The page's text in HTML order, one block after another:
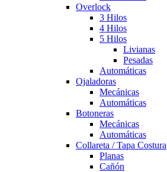
Overlock
3 Hilos
4 Hilos
5 Hilos
Livianas
Pesadas
Automáticas
Ojaladoras
Mecánicas
Automáticas
Botoneras
Mecánicas
Automáticas
Collareta / Tapa Costura
Planas
Cañón